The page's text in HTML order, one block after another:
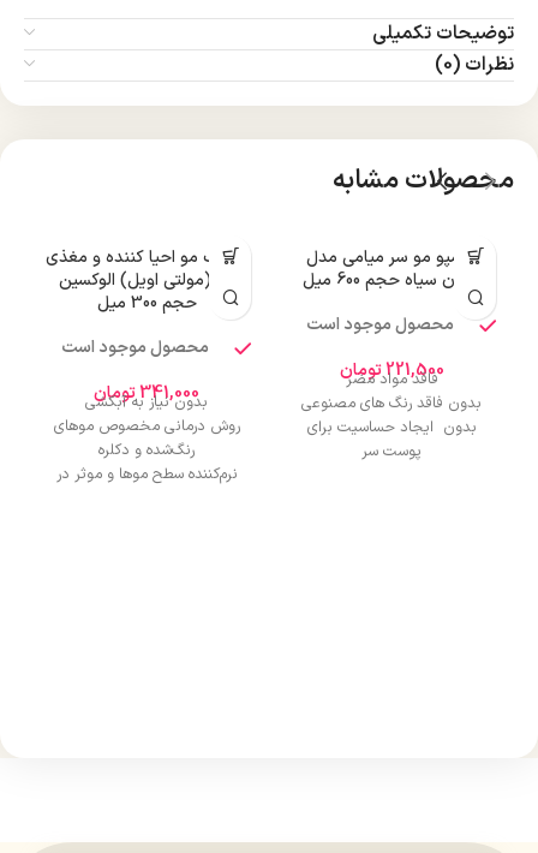
توضیحات تکمیلی
نظرات (0)
محصولات مشابه
شامپو مو سر میامی مدل
زیتون سیاه حجم 600 میل
محصول موجود است
221,500 تومان
فاقد مواد مضر
بدون فاقد رنگ های مصنوعی
بدون ایجاد حساسیت برای
پوست سر
ماسک مو احیا کننده و مغذی
مو (مولتی اویل) الوکسین
حجم 300 میل
محصول موجود است
341,000تومان
بدون نیاز به آبکشی
روش درمانی مخصوص موهای
رنگ‌شده و دکلره
نرم‌کننده سطح موها و موثر در